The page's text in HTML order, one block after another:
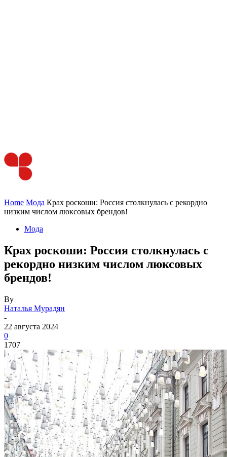
Home Мода Крах роскоши: Россия столкнулась с рекордно
низким числом люксовых брендов!
Мода
Крах роскоши: Россия столкнулась с
рекордно низким числом люксовых
брендов!
By
Наталья Мурадян
-
22 августа 2024
0
1707